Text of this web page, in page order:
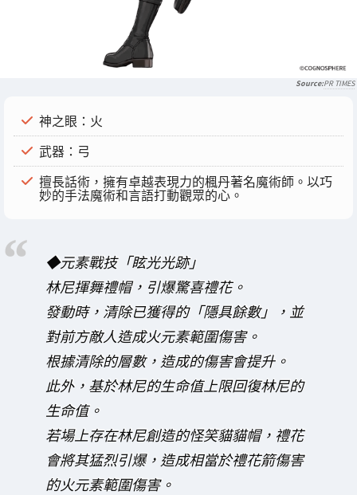
PR TIMES
神之眼：火
武器：弓
擅長話術，擁有卓越表現力的楓丹著名魔術師。以巧
妙的手法魔術和言語打動觀眾的心。
◆元素戰技「眩光光跡」
林尼揮舞禮帽，引爆驚喜禮花。
發動時，清除已獲得的「隱具餘數」，並
對前方敵人造成火元素範圍傷害。
根據清除的層數，造成的傷害會提升。
此外，基於林尼的生命值上限回復林尼的
生命值。
若場上存在林尼創造的怪笑貓貓帽，禮花
會將其猛烈引爆，造成相當於禮花箭傷害
的火元素範圍傷害。